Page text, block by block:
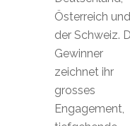
Österreich und
der Schweiz.
Gewinner
zeichnet ihr
grosses
Engagement,